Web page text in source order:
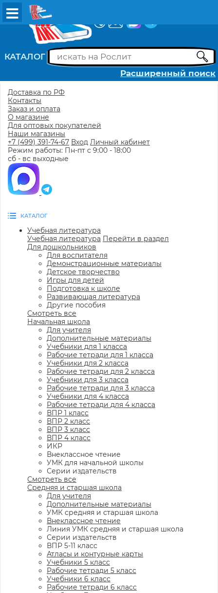
КАТАЛОГ
Расширенный поиск
Доставка по РФ
Контакты
Заказ и оплата
О магазине
Для оптовых покупателей
Наши магазины
+7 (499) 391-74-67 Вход Личный кабинет
Режим работы: Пн-пт с 9:00 - 18:00
сб - вс выходные
КАТАЛОГ
Учебная литература
Учебная литература Перейти в раздел
Для дошкольников
Для воспитателя
Демонстрационные материалы
Детское творчество
Игры для детей
Подготовка к школе
Развивающая литература
Другие пособия
Смотреть все
Начальная школа
Для учителя
Дополнительные материалы
Учебники для 1 класса
Рабочие тетради для 1 класса
Учебники для 2 класса
Рабочие тетради для 2 класса
Учебники для 3 класса
Рабочие тетради для 3 класса
Учебники для 4 класса
Рабочие тетради для 4 класса
ВПР 1 класс
ВПР 2 класс
ВПР 3 класс
ВПР 4 класс
ИКР
Внеклассное чтение
УМК для начальной школы
Серии издательств
Смотреть все
Средняя и старшая школа
Для учителя
Дополнительные материалы
УМК средняя и старшая школа
Внеклассное чтение
Линия УМК средняя и старшая школа
Серии издательств
ВПР 5-11 класс
Атласы и контурные карты
Учебники 5 класс
Рабочие тетради 5 класс
Учебники 6 класс
Рабочие тетради 6 класс